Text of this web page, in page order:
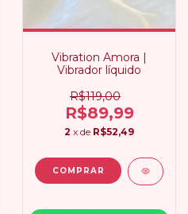
Vibration Amora |
Vibrador líquido
R$119,00
R$89,99
2 x de R$52,49